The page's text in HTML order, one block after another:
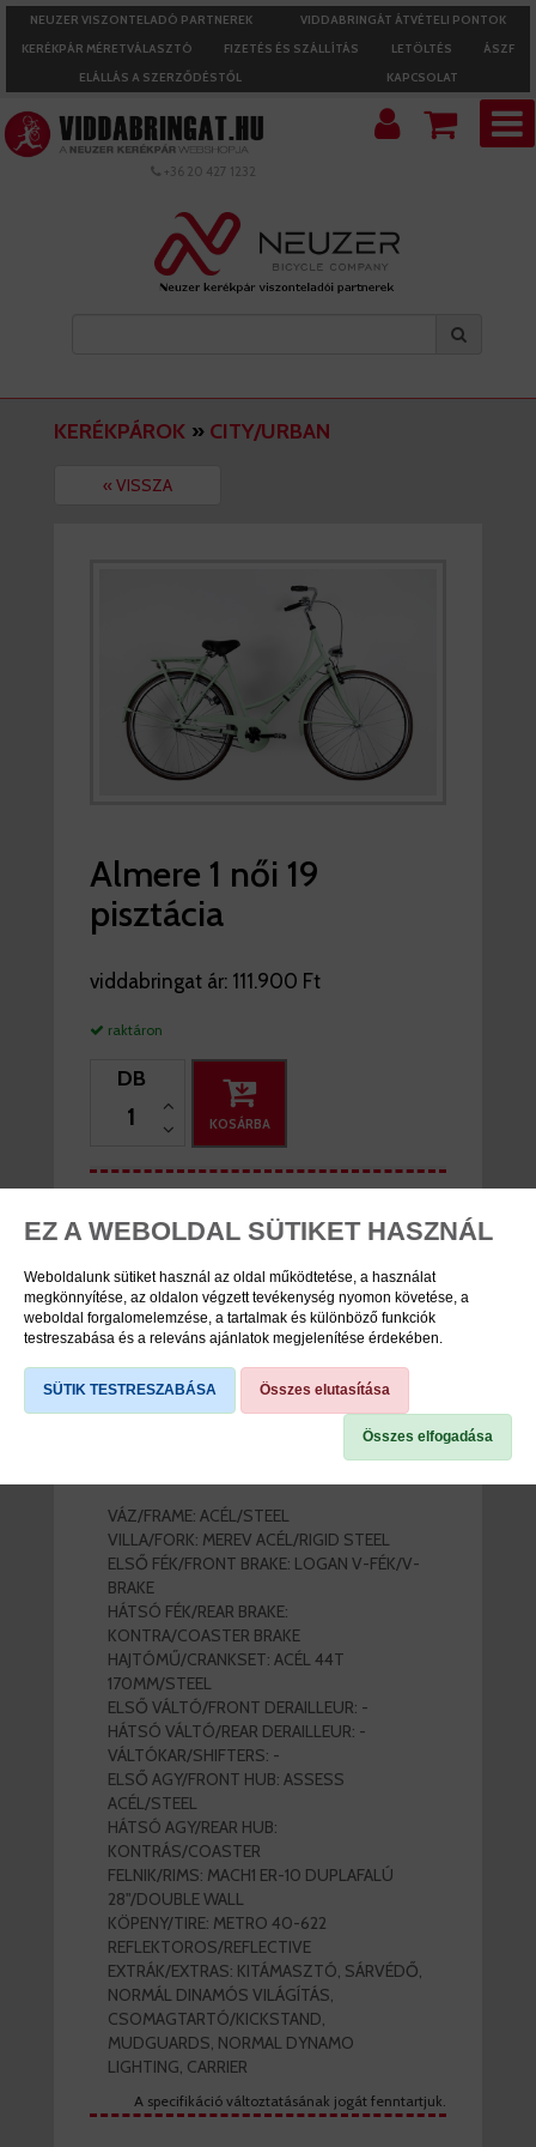
EZ A WEBOLDAL SÜTIKET HASZNÁL
Weboldalunk sütiket használ az oldal működtetése, a használat
megkönnyítése, az oldalon végzett tevékenység nyomon követése, a
weboldal forgalomelemzése, a tartalmak és különböző funkciók
testreszabása és a releváns ajánlatok megjelenítése érdekében.
SÜTIK TESTRESZABÁSA Összes elutasítása
Összes elfogadása
NEUZER VISZONTELADÓ PARTNEREK
VIDDABRINGÁT ÁTVÉTELI PONTOK
KERÉKPÁR MÉRETVÁLASZTÓ
FIZETÉS ÉS SZÁLLÍTÁS LETÖLTÉS
ÁSZF
ELÁLLÁS A SZERZŐDÉSTŐL
KAPCSOLAT
+36 20 427 1232
KERÉKPÁROK » CITY/URBAN
« VISSZA
Almere 1 női 19
pisztácia
viddabringat ár: 111.900 Ft
raktáron
DB
KOSÁRBA
TERMÉK SPECIFIKÁCIÓK
Cikkszám VB2562022044
Márka Neuzer
VÁZ/FRAME: ACÉL/STEEL
VILLA/FORK: MEREV ACÉL/RIGID STEEL
ELSŐ FÉK/FRONT BRAKE: LOGAN V-FÉK/V-
BRAKE
HÁTSÓ FÉK/REAR BRAKE:
KONTRA/COASTER BRAKE
HAJTÓMŰ/CRANKSET: ACÉL 44T
170MM/STEEL
ELSŐ VÁLTÓ/FRONT DERAILLEUR: -
HÁTSÓ VÁLTÓ/REAR DERAILLEUR: -
VÁLTÓKAR/SHIFTERS: -
ELSŐ AGY/FRONT HUB: ASSESS
ACÉL/STEEL
HÁTSÓ AGY/REAR HUB:
KONTRÁS/COASTER
FELNIK/RIMS: MACH1 ER-10 DUPLAFALÚ
28"/DOUBLE WALL
KÖPENY/TIRE: METRO 40-622
REFLEKTOROS/REFLECTIVE
EXTRÁK/EXTRAS: KITÁMASZTÓ, SÁRVÉDŐ,
NORMÁL DINAMÓS VILÁGÍTÁS,
CSOMAGTARTÓ/KICKSTAND,
MUDGUARDS, NORMAL DYNAMO
LIGHTING, CARRIER
A specifikáció változtatásának jogát fenntartjuk.